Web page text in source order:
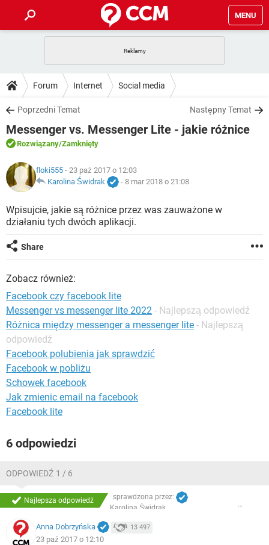
MENU
GRY WHATSAPP
SPOTIFY
INSTAGRAM FACEBOOK
WINDOWS 10
PORADY
PlayStation
SPOTIFY
INSTAGRAM
WINDOWS 10
DO POBRANIA
ANDROID TIKTOK
GRY
IOS
INSTAGRAM
WINDOWS 10
FORUM
COVID-19
GRY WHATSAPP
INSTAGRAM
WINDOWS 10
ARTYKUŁY
COVID-19
GRY WHATSAPP
INSTAGRAM
WINDOWS 10
Forum Internet Social media
Poprzedni Temat Następny Temat
Messenger vs. Messenger Lite - jakie różnice
Rozwiązany/Zamknięty
floki555 - 23 paź 2017 o 12:03
Karolina Świdrak
- 8 mar 2018 o 21:08
Wpisujcie, jakie są różnice przez was zauważone w
działaniu tych dwóch aplikacji.
Share
Zobacz również:
Facebook czy facebook lite
Messenger vs messenger lite 2022 - Najlepszą odpowiedź
Różnica między messenger a messenger lite - Najlepszą
odpowiedź
Facebook polubienia jak sprawdzić
Facebook w pobliżu
Schowek facebook
Jak zmienic email na facebook
Facebook lite
6 odpowiedzi
ODPOWIEDŹ 1 / 6
Najlepsza odpowiedź
sprawdzona przez:
Karolina Świdrak
Anna Dobrzyńska 13 497
23 paź 2017 o 12:10